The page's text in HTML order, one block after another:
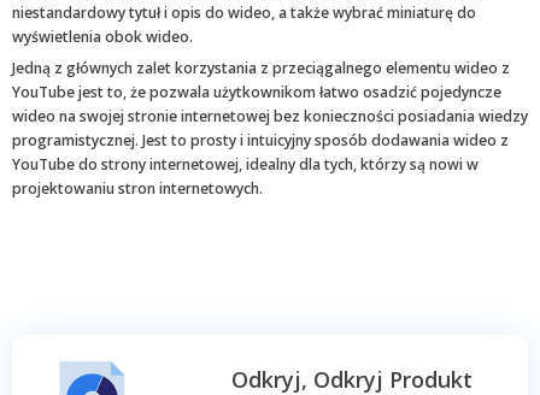
niestandardowy tytuł i opis do wideo, a także wybrać miniaturę do
wyświetlenia obok wideo.
Jedną z głównych zalet korzystania z przeciągalnego elementu wideo z
YouTube jest to, że pozwala użytkownikom łatwo osadzić pojedyncze
wideo na swojej stronie internetowej bez konieczności posiadania wiedzy
programistycznej. Jest to prosty i intuicyjny sposób dodawania wideo z
YouTube do strony internetowej, idealny dla tych, którzy są nowi w
projektowaniu stron internetowych.
Odkryj, Odkryj Produkt